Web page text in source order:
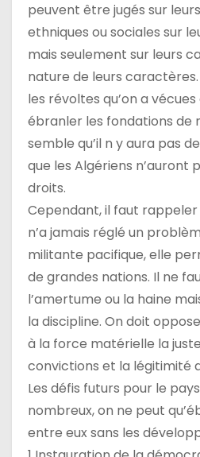
peuvent être jugés sur
ethniques ou sociales sur
mais seulement sur leurs
nature de leurs caractères.
les révoltes qu’on a
ébranler les fondations de
semble qu’il n y aura pas
que les Algériens n’auront
droits.
Cependant, il faut rappeler
n’a jamais réglé un
militante pacifique, elle
de grandes nations. Il ne
l’amertume ou la haine
la discipline. On doit
à la force matérielle la
convictions et la légitimité
Les défis futurs pour le
nombreux, on ne peut
entre eux sans les